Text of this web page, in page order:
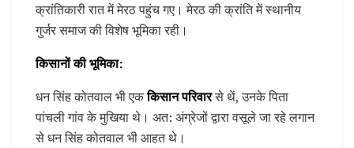
क्रांतिकारी रात में मेरठ पहुंच गए। मेरठ की क्रांति में स्थानीय
गुर्जर समाज की विशेष भूमिका रही।
किसानों की भूमिका:
धन सिंह कोतवाल भी एककिसान परिवारसे थें, उनके पिता
पांचली गांव के मुखिया थे। अत: अंग्रेजों द्वारा वसूले जा रहे लगान
से धन सिंह कोतवाल भी आहत थे।